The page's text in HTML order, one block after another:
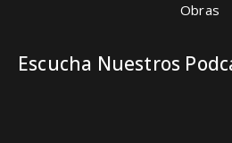
Obras
Escucha Nuestros